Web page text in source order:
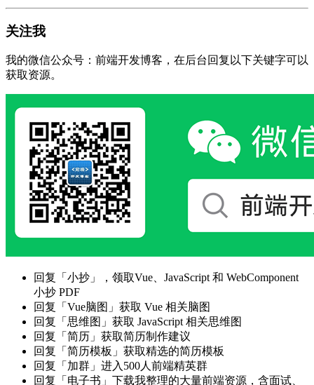
关注我
我的微信公众号：前端开发博客，在后台回复以下关键字可以
获取资源。
回复「小抄」，领取Vue、JavaScript 和 WebComponent
小抄 PDF
回复「Vue脑图」获取 Vue 相关脑图
回复「思维图」获取 JavaScript 相关思维图
回复「简历」获取简历制作建议
回复「简历模板」获取精选的简历模板
回复「加群」进入500人前端精英群
回复「电子书」下载我整理的大量前端资源，含面试、